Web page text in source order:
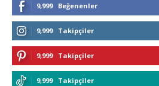
9,999 Beğenenler
9,999 Takipçiler
9,999 Takipçiler
9,999 Takipçiler